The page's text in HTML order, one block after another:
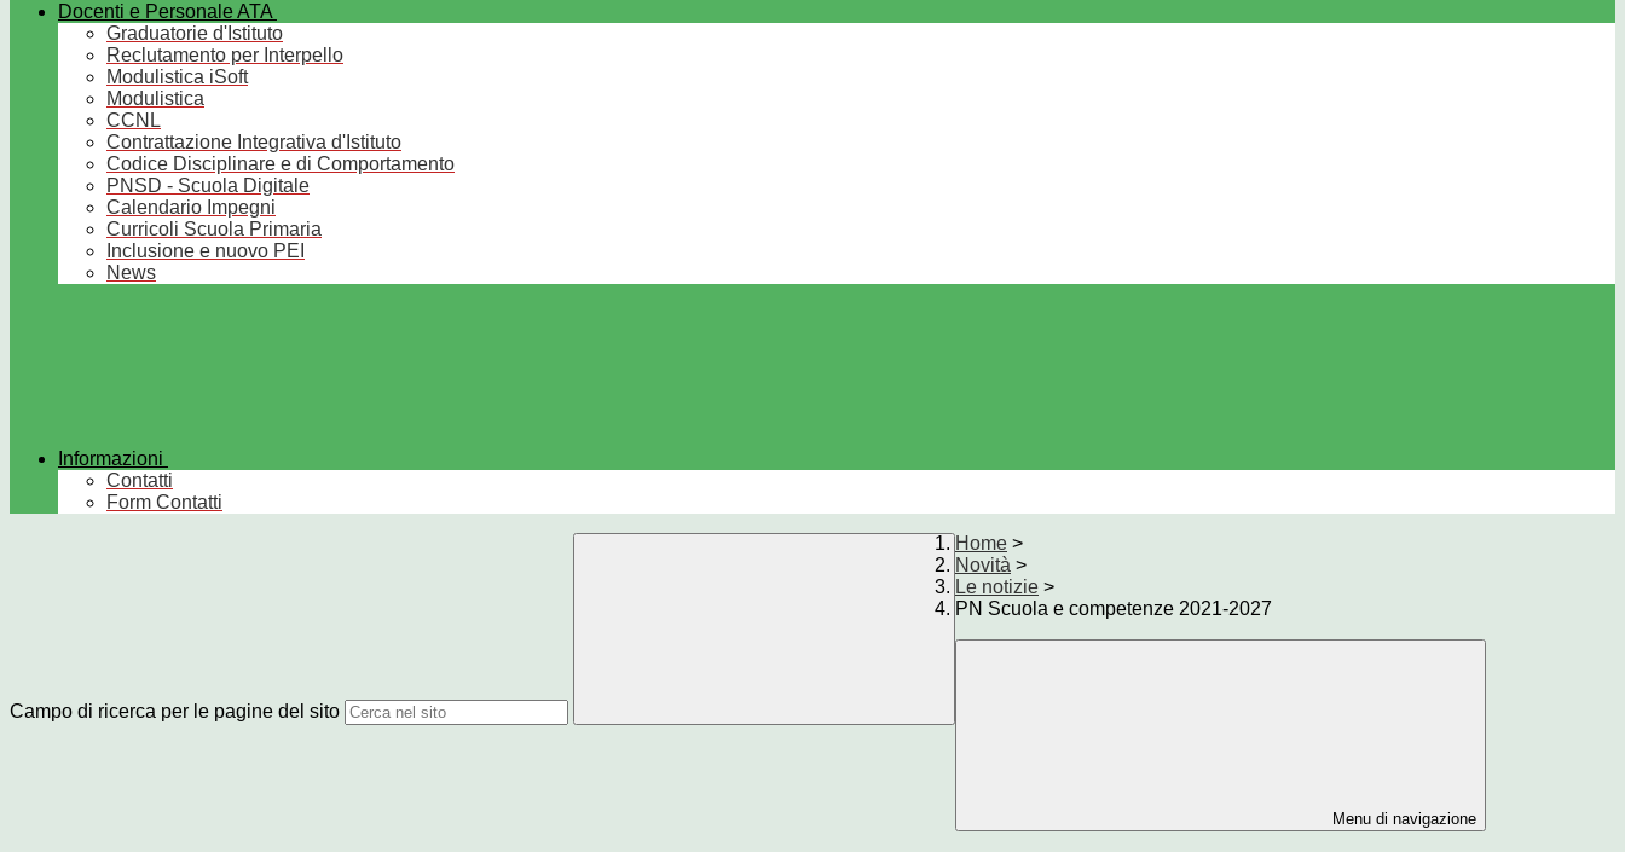
Docenti e Personale ATA
Graduatorie d'Istituto
Reclutamento per Interpello
Modulistica iSoft
Modulistica
CCNL
Contrattazione Integrativa d'Istituto
Codice Disciplinare e di Comportamento
PNSD - Scuola Digitale
Calendario Impegni
Curricoli Scuola Primaria
Inclusione e nuovo PEI
News
Informazioni
Contatti
Form Contatti
Campo di ricerca per le pagine del sito
Home >
Novità >
Le notizie >
PN Scuola e competenze 2021-2027
Menu di navigazione